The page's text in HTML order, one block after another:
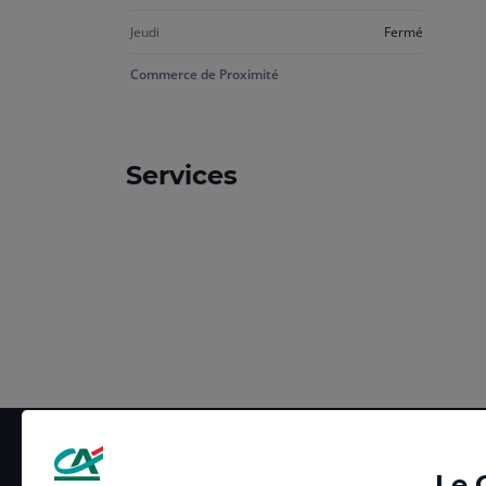
Jeudi Fermé
Commerce de Proximité
Services